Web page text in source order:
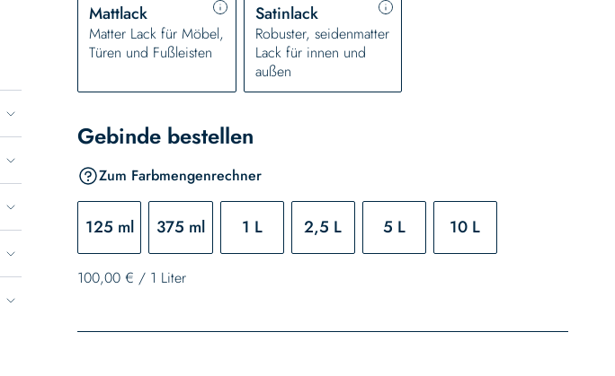
Mattlack
Matter Lack für Möbel,
Türen und Fußleisten
Satinlack
Robuster, seidenmatter
Lack für innen und
außen
Gebinde bestellen
Zum Farbmengenrechner
125 ml 375 ml 1 L 2,5 L 5 L 10 L
100,00 € / 1 Liter